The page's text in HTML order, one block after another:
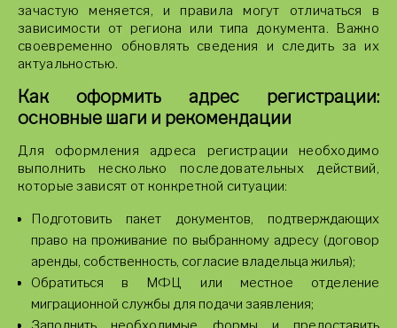
зачастую меняется, и правила могут отличаться в
зависимости от региона или типа документа. Важно
своевременно обновлять сведения и следить за их
актуальностью.
Как оформить адрес регистрации:
основные шаги и рекомендации
Для оформления адреса регистрации необходимо
выполнить несколько последовательных действий,
которые зависят от конкретной ситуации:
Подготовить пакет документов, подтверждающих
право на проживание по выбранному адресу (договор
аренды, собственность, согласие владельца жилья);
Обратиться в МФЦ или местное отделение
миграционной службы для подачи заявления;